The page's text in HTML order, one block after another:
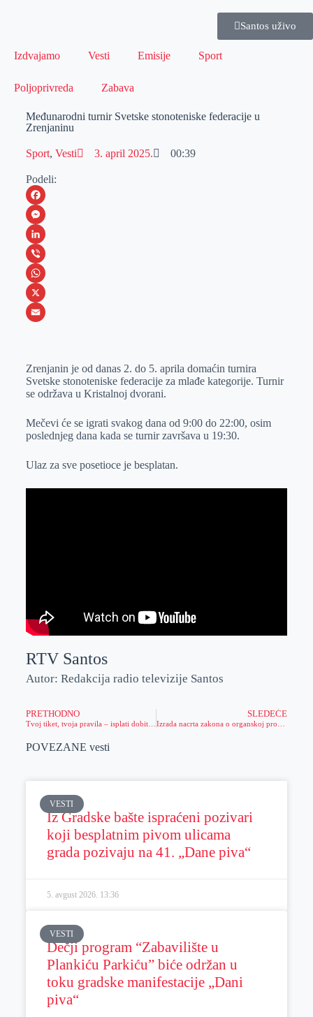
Santos uživo
Izdvajamo Vesti Emisije Sport
Poljoprivreda Zabava
Međunarodni turnir Svetske stonoteniske federacije u
Zrenjaninu
Sport, Vesti 3. april 2025. 00:39
Podeli:
F
a
c
e
b
o
M
e
s
s
e
e
r
L
i
n
k
I
n
V
i
b
W
h
s
A
p
X
a
i
Zrenjanin je od danas 2. do 5. aprila domaćin turnira
Svetske stonoteniske federacije za mlađe kategorije. Turnir
se održava u Kristalnoj dvorani.
Mečevi će se igrati svakog dana od 9:00 do 22:00, osim
poslednjeg dana kada se turnir završava u 19:30.
Ulaz za sve posetioce je besplatan.
RTV Santos
Autor: Redakcija radio televizije Santos
PRETHODNO
Tvoj tiket, tvoja pravila – isplati dobitak pre vremena!
SLEDEĆE
POVEZANE vesti
VESTI
Iz Gradske bašte ispraćeni pozivari
koji besplatnim pivom ulicama
grada pozivaju na 41. „Dane piva“
5. avgust 2026. 13:36
VESTI
Dečji program “Zabavilište u
Plankiću Parkiću” biće održan u
toku gradske manifestacije „Dani
piva“